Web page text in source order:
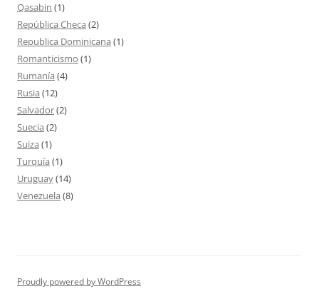
Qasabin (1)
República Checa (2)
Republica Dominicana (1)
Romanticismo (1)
Rumanía (4)
Rusia (12)
Salvador(2)
Suecia (2)
Suiza (1)
Turquía (1)
Uruguay(14)
Venezuela (8)
Proudly powered by WordPress